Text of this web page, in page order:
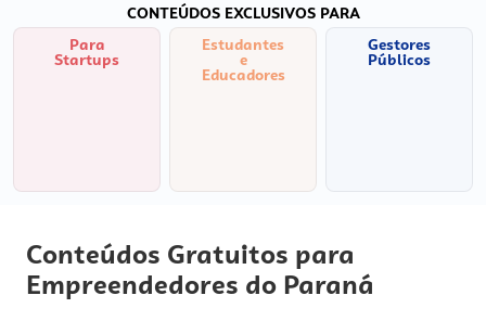
CONTEÚDOS EXCLUSIVOS PARA
Para
Startups
Estudantes
e
Educadores
Gestores
Públicos
Conteúdos Gratuitos para
Empreendedores do Paraná